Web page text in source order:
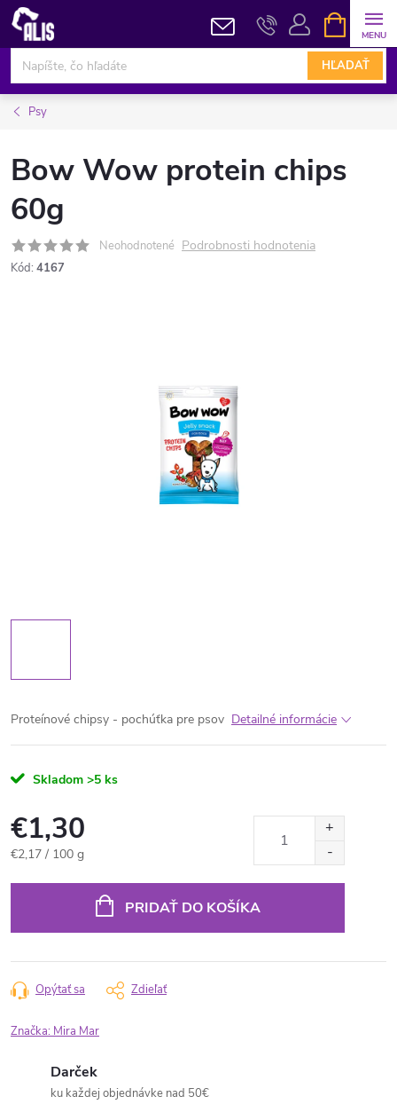
Prejsť
obsah
HĽADAŤ
KOŠÍK
Psy
Bow Wow protein chips
60g
Neohodnotené Podrobnosti hodnotenia
Kód: 4167
Proteínové chipsy - pochúťka pre psov Detailné informácie
Skladom >5 ks
€1,30
Jednotková
€2,17 / 100 g
PRIDAŤ DO KOŠÍKA
Opýtať sa Zdieľať
Značka: Mira Mar
Darček
ku každej objednávke nad 50€